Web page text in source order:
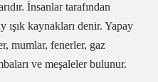
İnsanlar tarafından
ışık kaynakları denir. Yapay
mumlar, fenerler, gaz
ve meşaleler bulunur.